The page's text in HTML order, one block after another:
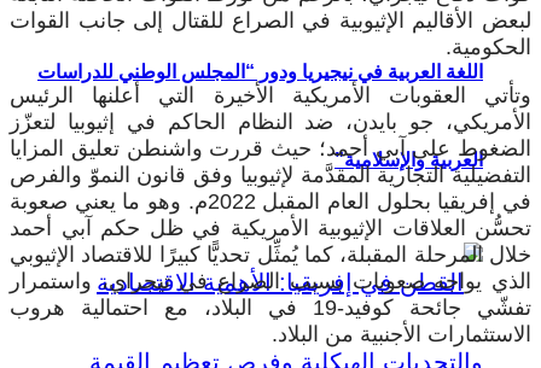
اللغة العربية في نيجيريا ودور “المجلس الوطني للدراسات
العربية والإسلامية”
لبعض الأقاليم الإثيوبية في الصراع للقتال إلى جانب القوات
الحكومية.
وتأتي العقوبات الأمريكية الأخيرة التي أعلنها الرئيس
الأمريكي، جو بايدن، ضد النظام الحاكم في إثيوبيا لتعزّز
الضغوط على آبي أحمد؛ حيث قررت واشنطن تعليق المزايا
التفضيلية التجارية المقدَّمة لإثيوبيا وفق قانون النموّ والفرص
في إفريقيا بحلول العام المقبل 2022م. وهو ما يعني صعوبة
تحسُّن العلاقات الإثيوبية الأمريكية في ظل حكم آبي أحمد
خلال المرحلة المقبلة، كما يُمثِّل تحديًّا كبيرًا للاقتصاد الإثيوبي
الذي يواجه صعوبات بسبب الصراع في تيجراي، واستمرار
تفشّي جائحة كوفيد-19 في البلاد، مع احتمالية هروب
الاستثمارات الأجنبية من البلاد.